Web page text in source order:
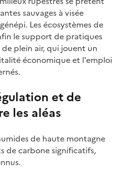
sauvages à visée
Les écosystèmes de
le support de pratiques
plein air, qui jouent un
économique et l'emploi
et de
les aléas
de haute montagne
de carbone significatifs,